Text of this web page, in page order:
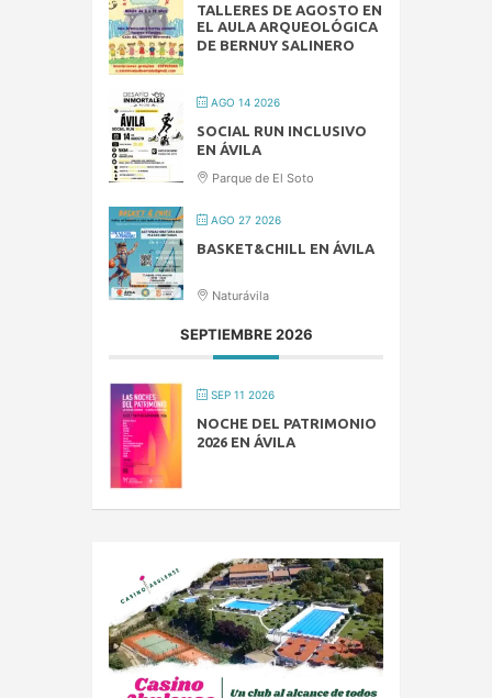
TALLERES DE AGOSTO EN
EL AULA ARQUEOLÓGICA
DE BERNUY SALINERO
AGO 14 2026
SOCIAL RUN INCLUSIVO
EN ÁVILA
Parque de El Soto
AGO 27 2026
BASKET&CHILL EN ÁVILA
Naturávila
SEPTIEMBRE 2026
SEP 11 2026
NOCHE DEL PATRIMONIO
2026 EN ÁVILA